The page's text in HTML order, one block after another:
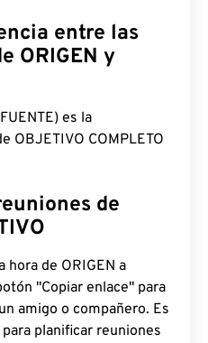
entre las
ORIGEN y
es la
OBJETIVO COMPLETO
de
hora de ORIGEN a
"Copiar enlace" para
amigo o compañero. Es
planificar reuniones